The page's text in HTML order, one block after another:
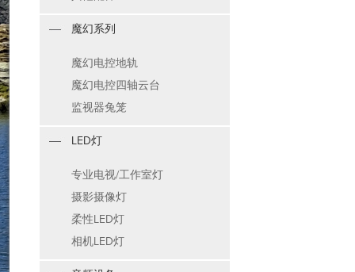
魔幻系列
魔幻电控地轨
魔幻电控四轴云台
监视器兔笼
LED灯
专业电视/工作室灯
摄影摄像灯
柔性LED灯
相机LED灯